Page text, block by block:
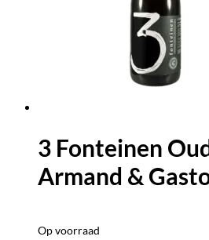
3 Fonteinen
Armand &
Op voorraad